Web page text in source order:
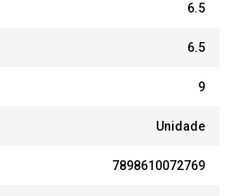
6.5
6.5
9
Unidade
7898610072769